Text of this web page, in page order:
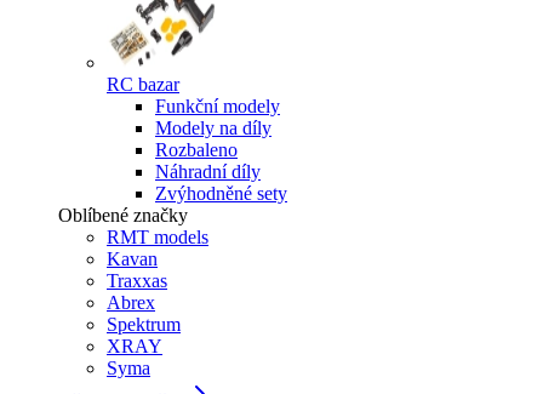
RC bazar
Funkční modely
Modely na díly
Rozbaleno
Náhradní díly
Zvýhodněné sety
Oblíbené značky
RMT models
Kavan
Traxxas
Abrex
Spektrum
XRAY
Syma